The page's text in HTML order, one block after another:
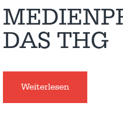
DAS THG
Weiterlesen